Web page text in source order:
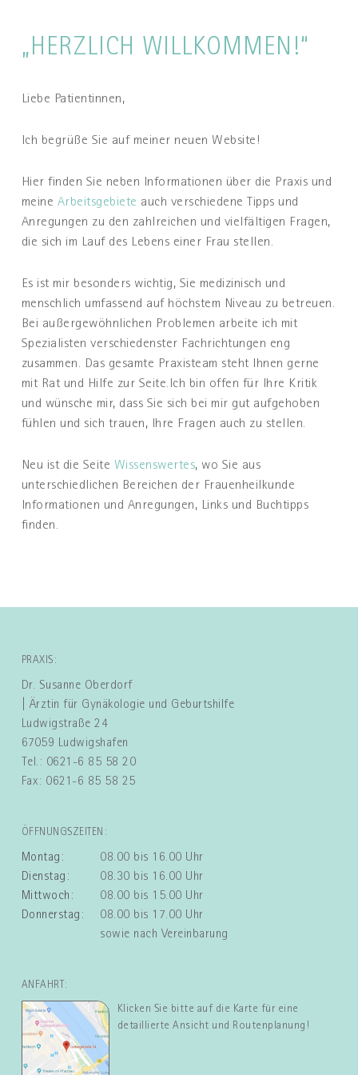
„HERZLICH WILLKOMMEN!“
Liebe Patientinnen,
Ich begrüße Sie auf meiner neuen Website!
Hier finden Sie neben Informationen über die Praxis und
meine Arbeitsgebiete auch verschiedene Tipps und
Anregungen zu den zahlreichen und vielfältigen Fragen,
die sich im Lauf des Lebens einer Frau stellen.
Es ist mir besonders wichtig, Sie medizinisch und
menschlich umfassend auf höchstem Niveau zu betreuen.
Bei außergewöhnlichen Problemen arbeite ich mit
Spezialisten verschiedenster Fachrichtungen eng
zusammen. Das gesamte Praxisteam steht Ihnen gerne
mit Rat und Hilfe zur Seite.Ich bin offen für Ihre Kritik
und wünsche mir, dass Sie sich bei mir gut aufgehoben
fühlen und sich trauen, Ihre Fragen auch zu stellen.
Neu ist die Seite Wissenswertes, wo Sie aus
unterschiedlichen Bereichen der Frauenheilkunde
Informationen und Anregungen, Links und Buchtipps
finden.
PRAXIS:
Dr. Susanne Oberdorf
| Ärztin für Gynäkologie und Geburtshilfe
Ludwigstraße 24
67059 Ludwigshafen
Tel.: 0621-6 85 58 20
Fax: 0621-6 85 58 25
ÖFFNUNGSZEITEN:
Montag:
Dienstag:
Mittwoch:
Donnerstag:
08.00 bis 16.00 Uhr
08.30 bis 16.00 Uhr
08.00 bis 15.00 Uhr
08.00 bis 17.00 Uhr
sowie nach Vereinbarung
ANFAHRT:
Klicken Sie bitte auf die Karte für eine
detaillierte Ansicht und Routenplanung!